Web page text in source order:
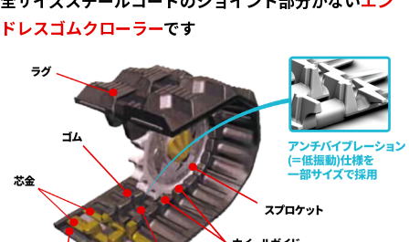
ドレスゴムクローラーです